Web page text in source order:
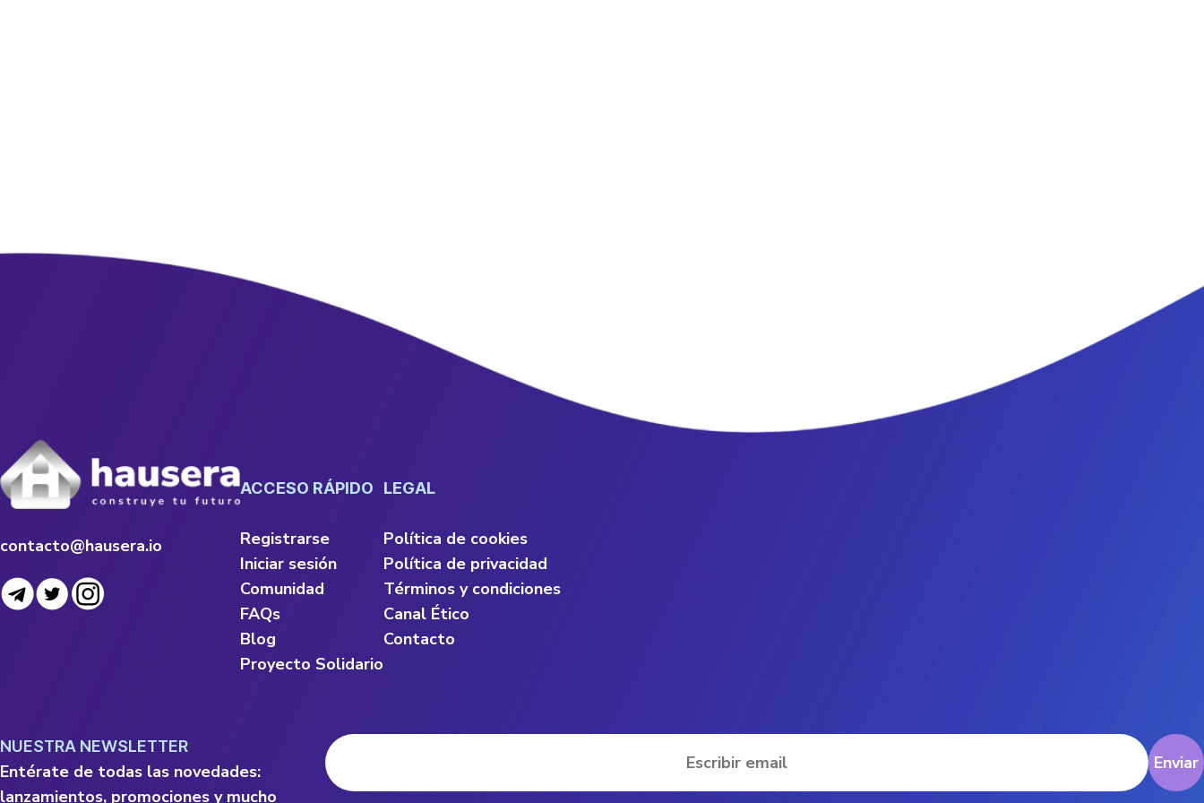
contacto@hausera.io
ACCESO RÁPIDO
Registrarse
Iniciar sesión
Comunidad
FAQs
Blog
Proyecto Solidario
LEGAL
Política de cookies
Política de privacidad
Términos y condiciones
Canal Ético
Contacto
NUESTRA NEWSLETTER
Entérate de todas las novedades:
lanzamientos, promociones y mucho
Enviar